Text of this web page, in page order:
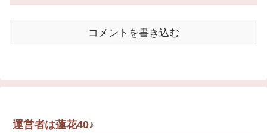
コメントを書き込む
運営者は蓮花40♪